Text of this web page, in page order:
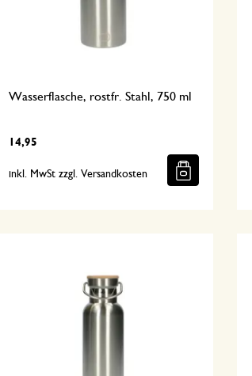
Wasserflasche, rostfr. Stahl, 750 ml
14,95
inkl. MwSt zzgl. Versandkosten